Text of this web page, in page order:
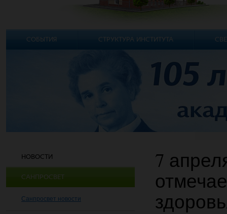
НОВОСТИ
САНПРОСВЕТ
Санпросвет новости
7
СОБЫТИЯ СТРУКТУРА ИНСТИТУТА